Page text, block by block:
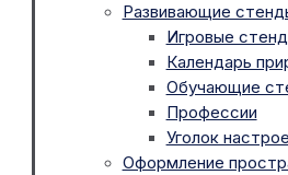
Развивающие
Игровые
Календарь
Обучающие
Профессии
Уголок
Оформление